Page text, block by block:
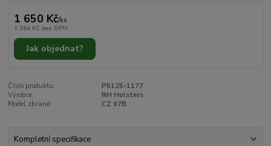
1 650 Kč/ks
1 364 Kč bez DPH
Jak objednat?
Číslo produktu:
P5125-1177
Výrobce:
RH Holsters
Model zbraně:
CZ 97B
Kompletní specifikace